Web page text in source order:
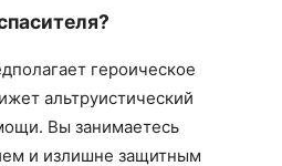
героическое
альтруистический
Вы занимаетесь
и излишне защитным